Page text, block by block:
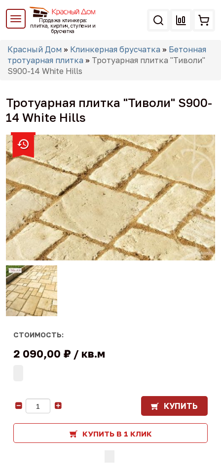
Перейти
основному
Продажа клинкера:
плитка, кирпич, ступени и
брусчатка
Вы
здесь
Красный Дом » Клинкерная брусчатка » Бетонная
тротуарная плитка » Тротуарная плитка "Тиволи"
S900-14 White Hills
Тротуарная плитка "Тиволи" S900-
14 White Hills
СТОИМОСТЬ:
2 090,00 ₽ кв.м
КУПИТЬ
КУПИТЬ В 1 КЛИК